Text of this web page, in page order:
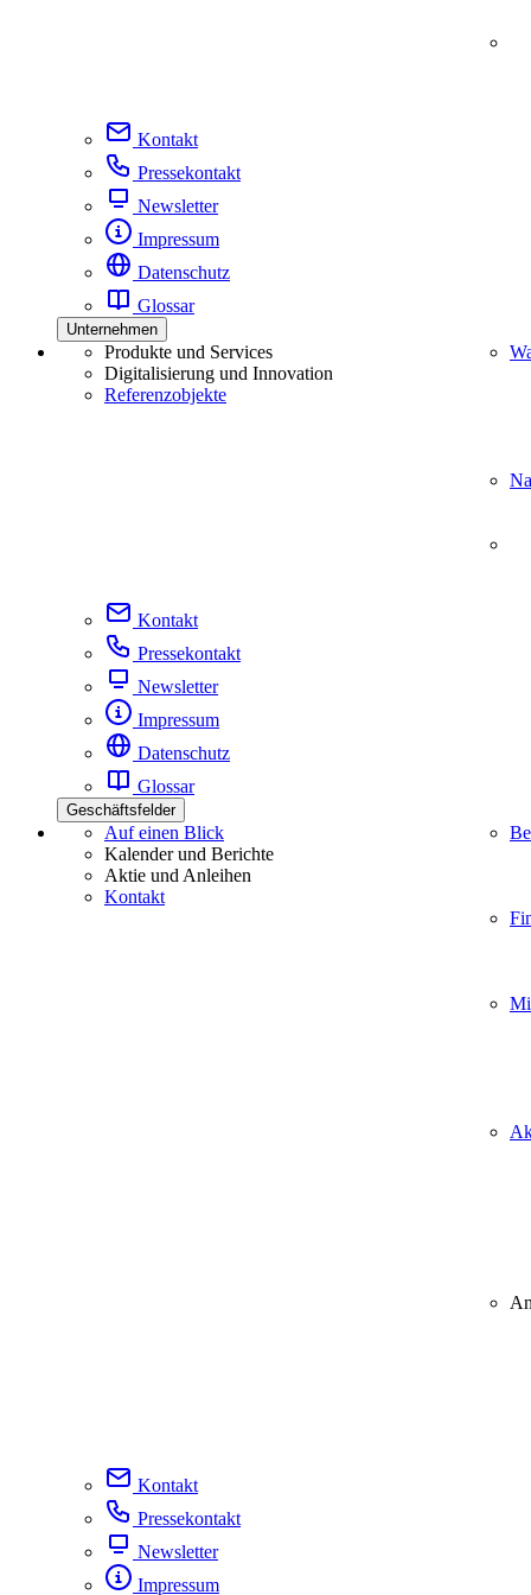
Kontakt
Pressekontakt
Newsletter
Impressum
Datenschutz
Glossar
Unternehmen
Produkte und Services
Digitalisierung und Innovation
Referenzobjekte
Kontakt
Pressekontakt
Newsletter
Impressum
Datenschutz
Glossar
Geschäftsfelder
Auf einen Blick
Kalender und Berichte
Aktie und Anleihen
Kontakt
Kontakt
Pressekontakt
Newsletter
Impressum